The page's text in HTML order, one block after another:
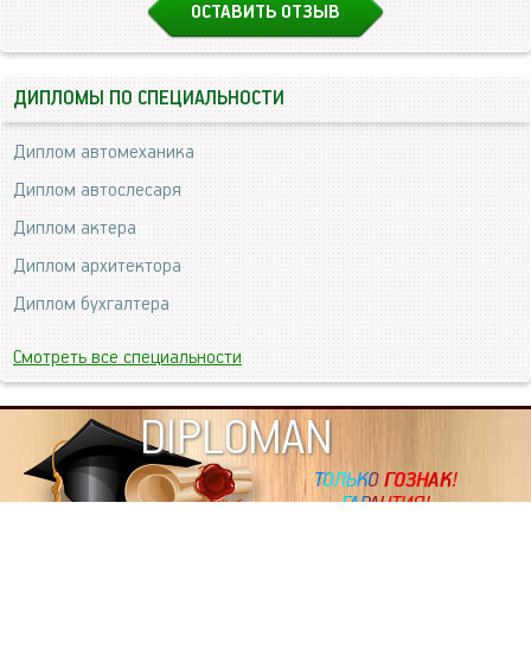
ОСТАВИТЬ ОТЗЫВ
ДИПЛОМЫ ПО СПЕЦИАЛЬНОСТИ
Диплом автомеханика
Диплом автослесаря
Диплом актера
Диплом архитектора
Диплом бухгалтера
Смотреть все специальности
DIPLOMAN